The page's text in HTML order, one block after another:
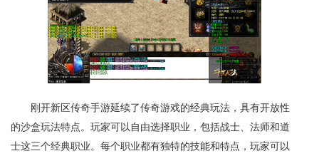
刚开新区传奇手游延续了传奇游戏的经典玩法，具有开放性
的沙盒玩法特点。玩家可以自由选择职业，包括战士、法师和道
士这三个经典职业。每个职业都有独特的技能和特点，玩家可以